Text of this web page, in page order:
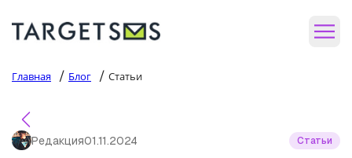
Главная / Блог / Статьи
Редакция01.11.2024 Статьи